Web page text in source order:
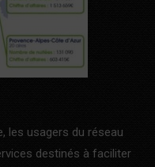
les usagers du réseau
destinés à faciliter